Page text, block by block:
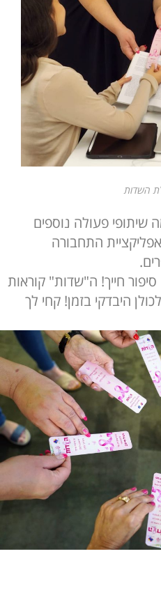
השדות
שיתופי פעולה נוספים
התחבורה
חייך! ה"שדות" קוראות
היבדקי בזמן! קחי לך